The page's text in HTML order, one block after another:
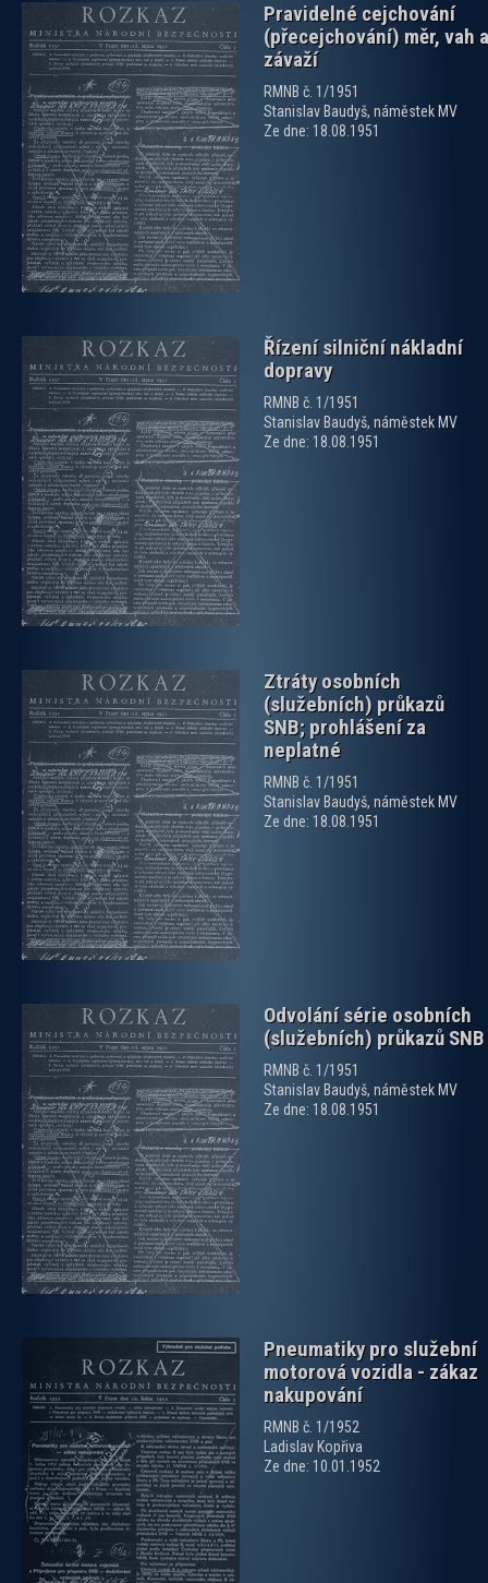
Pravidelné cejchování
(přecejchování) měr, vah a
závaží
RMNB č. 1/1951
Stanislav Baudyš, náměstek MV
Ze dne: 18.08.1951
Řízení silniční nákladní
dopravy
RMNB č. 1/1951
Stanislav Baudyš, náměstek MV
Ze dne: 18.08.1951
zobrazit PDF dokument
Ztráty osobních
(služebních) průkazů
SNB; prohlášení za
neplatné
RMNB č. 1/1951
Stanislav Baudyš, náměstek MV
Ze dne: 18.08.1951
zobrazit PDF dokument
Odvolání série osobních
(služebních) průkazů SNB
RMNB č. 1/1951
Stanislav Baudyš, náměstek MV
Ze dne: 18.08.1951
zobrazit PDF dokument
Pneumatiky pro služební
motorová vozidla - zákaz
nakupování
RMNB č. 1/1952
Ladislav Kopřiva
Ze dne: 10.01.1952
zobrazit PDF dokument
zobrazit PDF dokument